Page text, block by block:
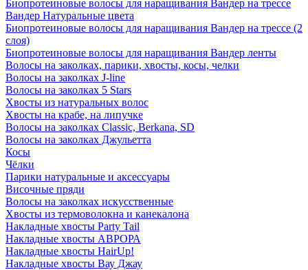
Биопротеиновые волосы для наращивания Вандер на трессе
Вандер Натуральные цвета
Биопротеиновые волосы для наращивания Вандер на трессе (2
слоя)
Биопротеиновые волосы для наращивания Вандер ленты
Волосы на заколках, парики, хвосты, косы, челки
Волосы на заколках J-line
Волосы на заколках 5 Stars
Хвосты из натуральных волос
Хвосты на крабе, на липучке
Волосы на заколках Classic, Berkana, SD
Волосы на заколках Джульетта
Косы
Чёлки
Парики натуральные и аксессуары
Височные пряди
Волосы на заколках искусственные
Хвосты из термоволокна и канекалона
Накладные хвосты Party Tail
Накладные хвосты АВРОРА
Накладные хвосты HairUp!
Накладные хвосты Вау Джау